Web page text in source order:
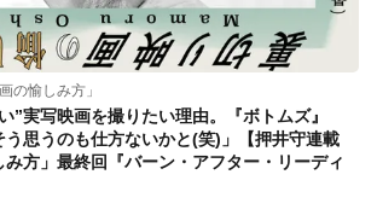
の愉しみ方」
”実写映画を撮りたい理由。『ボトムズ』
う思うのも仕方ないかと(笑)」【押井守連載
み方」最終回『バーン・アフター・リーディ